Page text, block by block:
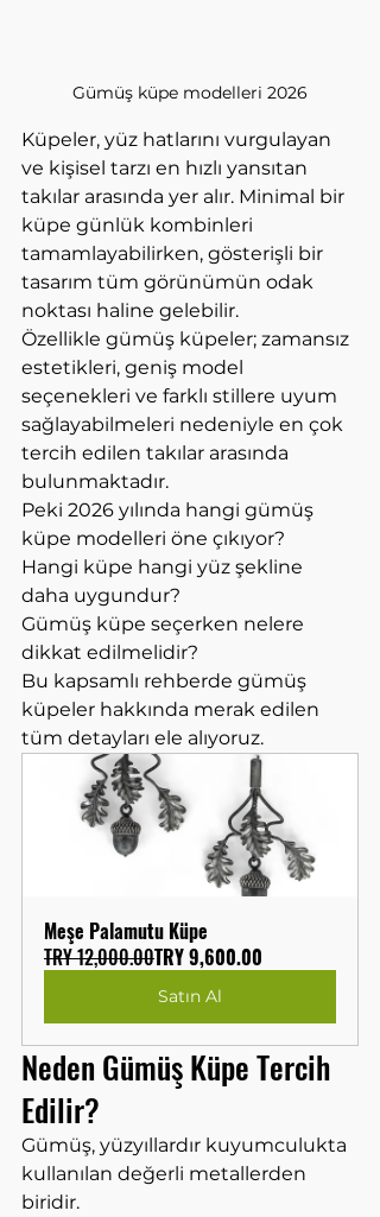
Gümüş küpe modelleri 2026
Küpeler, yüz hatlarını vurgulayan
ve kişisel tarzı en hızlı yansıtan
takılar arasında yer alır. Minimal bir
küpe günlük kombinleri
tamamlayabilirken, gösterişli bir
tasarım tüm görünümün odak
noktası haline gelebilir.
Özellikle gümüş küpeler; zamansız
estetikleri, geniş model
seçenekleri ve farklı stillere uyum
sağlayabilmeleri nedeniyle en çok
tercih edilen takılar arasında
bulunmaktadır.
Peki 2026 yılında hangi gümüş
küpe modelleri öne çıkıyor?
Hangi küpe hangi yüz şekline
daha uygundur?
Gümüş küpe seçerken nelere
dikkat edilmelidir?
Bu kapsamlı rehberde gümüş
küpeler hakkında merak edilen
tüm detayları ele alıyoruz.
Meşe Palamutu Küpe
TRY 12,000.00TRY 9,600.00
Satın Al
Neden Gümüş Küpe Tercih
Edilir?
Gümüş, yüzyıllardır kuyumculukta
kullanılan değerli metallerden
biridir.